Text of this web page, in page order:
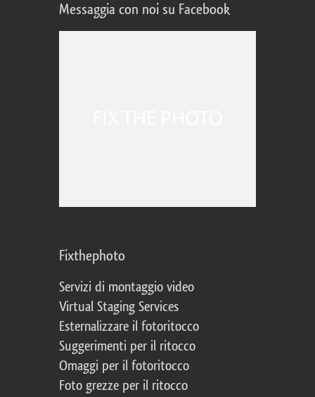
Messaggia con noi su Facebook
Fixthephoto
Servizi di montaggio video
Virtual Staging Services
Esternalizzare il fotoritocco
Suggerimenti per il ritocco
Omaggi per il fotoritocco
Foto grezze per il ritocco